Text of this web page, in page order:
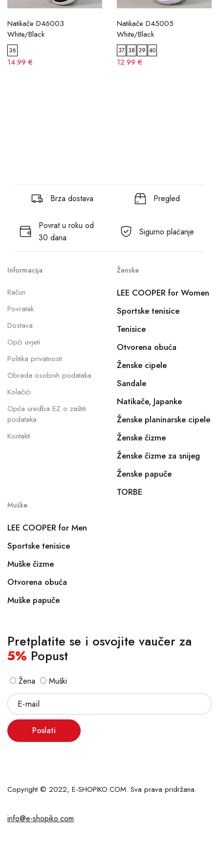
Natikače D46003
White/Black
36
14.99 €
Natikače D45005
White/Black
37 38 39 40
12.99 €
Brza dostava Pregled
Povrat u roku od
30 dana
Sigurno plaćanje
Informacija
Račun
Povratak
Dostava
Opći uvjeti
Politika privatnosti
Obrada osobnih podataka
Kolačići
Opća uredba EZ o zaštiti
podataka
Kontakti
Ženske
LEE COOPER for Women
Sportske tenisice
Tenisice
Otvorena obuća
Ženske cipele
Sandale
Natikače, Japanke
Ženske planinarske cipele
Ženske čizme
Ženske čizme za snijeg
Ženske papuče
TORBE
Muške
LEE COOPER for Men
Sportske tenisice
Muške čizme
Otvorena obuća
Muške papuče
Pretplatite se i osvojite vaučer za
5% Popust
Žena Muški
Poslati
Copyright © 2022, E-SHOPIKO.COM. Sva prava pridržana.
info@e-shopiko.com